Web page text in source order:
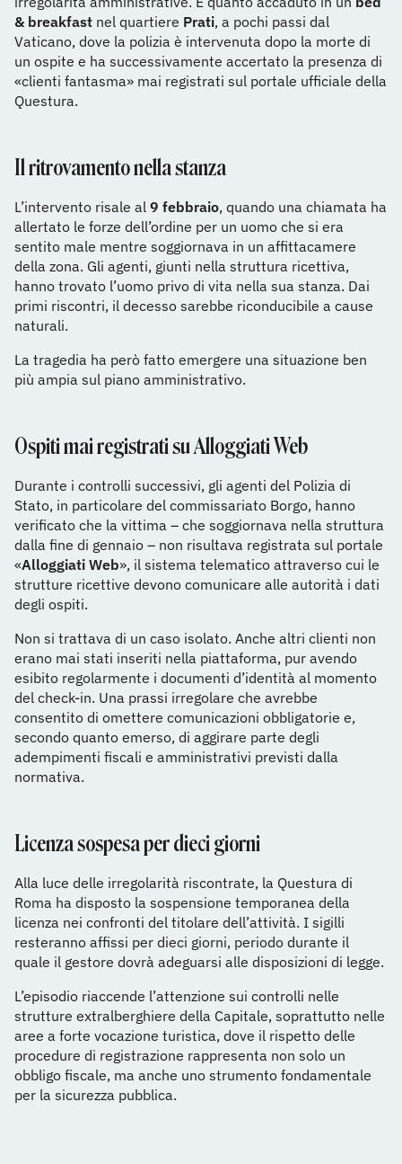
& breakfast nel quartiere Prati, a pochi passi dal
Vaticano, dove la polizia è intervenuta dopo la morte di
un ospite e ha successivamente accertato la presenza di
«clienti fantasma» mai registrati sul portale ufficiale della
Questura.
Il ritrovamento nella stanza
L’intervento risale al 9 febbraio, quando una chiamata ha
allertato le forze dell’ordine per un uomo che si era
sentito male mentre soggiornava in un affittacamere
della zona. Gli agenti, giunti nella struttura ricettiva,
hanno trovato l’uomo privo di vita nella sua stanza. Dai
primi riscontri, il decesso sarebbe riconducibile a cause
naturali.
La tragedia ha però fatto emergere una situazione ben
più ampia sul piano amministrativo.
Ospiti mai registrati su Alloggiati Web
Durante i controlli successivi, gli agenti del Polizia di
Stato, in particolare del commissariato Borgo, hanno
verificato che la vittima – che soggiornava nella struttura
dalla fine di gennaio – non risultava registrata sul portale
«Alloggiati Web», il sistema telematico attraverso cui le
strutture ricettive devono comunicare alle autorità i dati
degli ospiti.
Non si trattava di un caso isolato. Anche altri clienti non
erano mai stati inseriti nella piattaforma, pur avendo
esibito regolarmente i documenti d’identità al momento
del check-in. Una prassi irregolare che avrebbe
consentito di omettere comunicazioni obbligatorie e,
secondo quanto emerso, di aggirare parte degli
adempimenti fiscali e amministrativi previsti dalla
normativa.
Licenza sospesa per dieci giorni
Alla luce delle irregolarità riscontrate, la Questura di
Roma ha disposto la sospensione temporanea della
licenza nei confronti del titolare dell’attività. I sigilli
resteranno affissi per dieci giorni, periodo durante il
quale il gestore dovrà adeguarsi alle disposizioni di legge.
L’episodio riaccende l’attenzione sui controlli nelle
strutture extralberghiere della Capitale, soprattutto nelle
aree a forte vocazione turistica, dove il rispetto delle
procedure di registrazione rappresenta non solo un
obbligo fiscale, ma anche uno strumento fondamentale
per la sicurezza pubblica.